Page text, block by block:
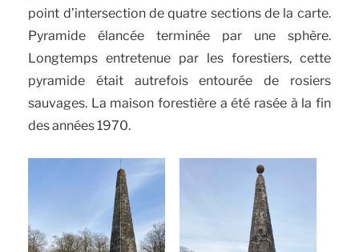
point d’intersection de quatre sections de la carte.
Pyramide élancée terminée par une sphère.
Longtemps entretenue par les forestiers, cette
pyramide était autrefois entourée de rosiers
sauvages. La maison forestière a été rasée à la fin
des années 1970.